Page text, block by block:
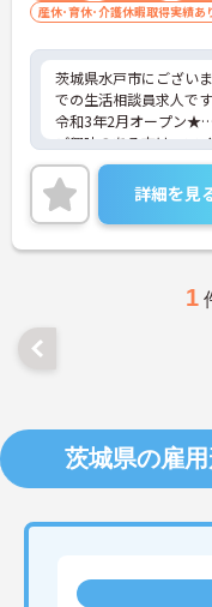
産休･育休･介護休暇取得実績あ
茨城県水戸市にござい
での生活相談員求人です
令和3年2月オープン★
ご興味のある方は、マ
せください。
詳細を見
1
茨城県の雇